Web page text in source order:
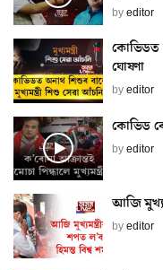
byeditor
কোভিডত
ঘোষণা
byeditor
কোভিড
byeditor
আজি
byeditor